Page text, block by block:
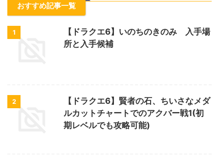
おすすめ記事一覧
1
【ドラクエ6】いのちのきのみ 入手場
所と入手候補
2
【ドラクエ6】賢者の石、ちいさなメダ
ルカットチャートでのアクバー戦1(初
期レベルでも攻略可能)